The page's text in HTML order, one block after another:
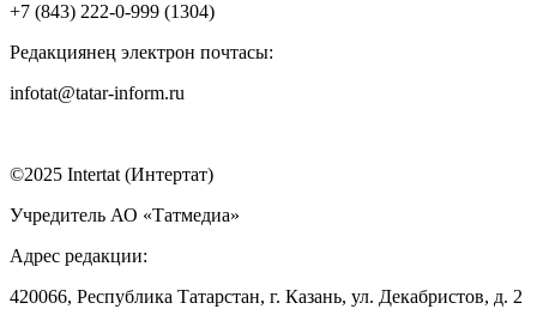
+7 (843) 222-0-999 (1304)
Редакциянең электрон почтасы:
infotat@tatar-inform.ru
©2025 Intertat (Интертат)
Учредитель АО «Татмедиа»
Адрес редакции:
420066, Республика Татарстан, г. Казань, ул. Декабристов, д. 2